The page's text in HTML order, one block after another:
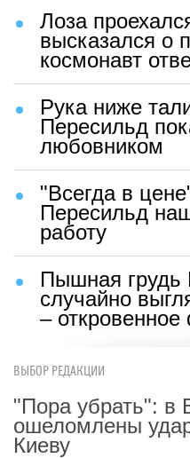
Лоза
высказался о
космонавт
Рука ниже
Пересильд
любовником
"Всегда в
Пересильд
работу
Пышная
случайно
– откровенное
ВЫБОР РЕДАКЦИИ
"Пора убрать": в
ошеломлены
Киеву